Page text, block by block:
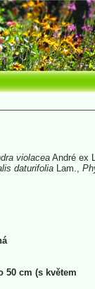
violacea André ex
daturifolia Lam.,
50 cm (s květem